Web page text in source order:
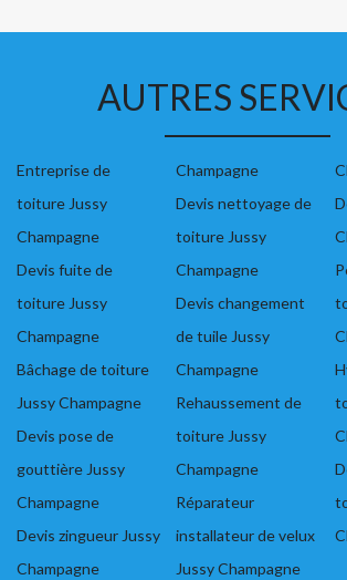
AUTRES
Entreprise de
toiture Jussy
Champagne
Devis fuite de
toiture Jussy
Champagne
Bâchage de toiture
Jussy Champagne
Devis pose de
gouttière Jussy
Champagne
Devis zingueur Jussy
Champagne
Champagne
Devis nettoyage de
toiture Jussy
Champagne
Devis changement
de tuile Jussy
Champagne
Rehaussement de
toiture Jussy
Champagne
Réparateur
installateur de velux
Jussy Champagne